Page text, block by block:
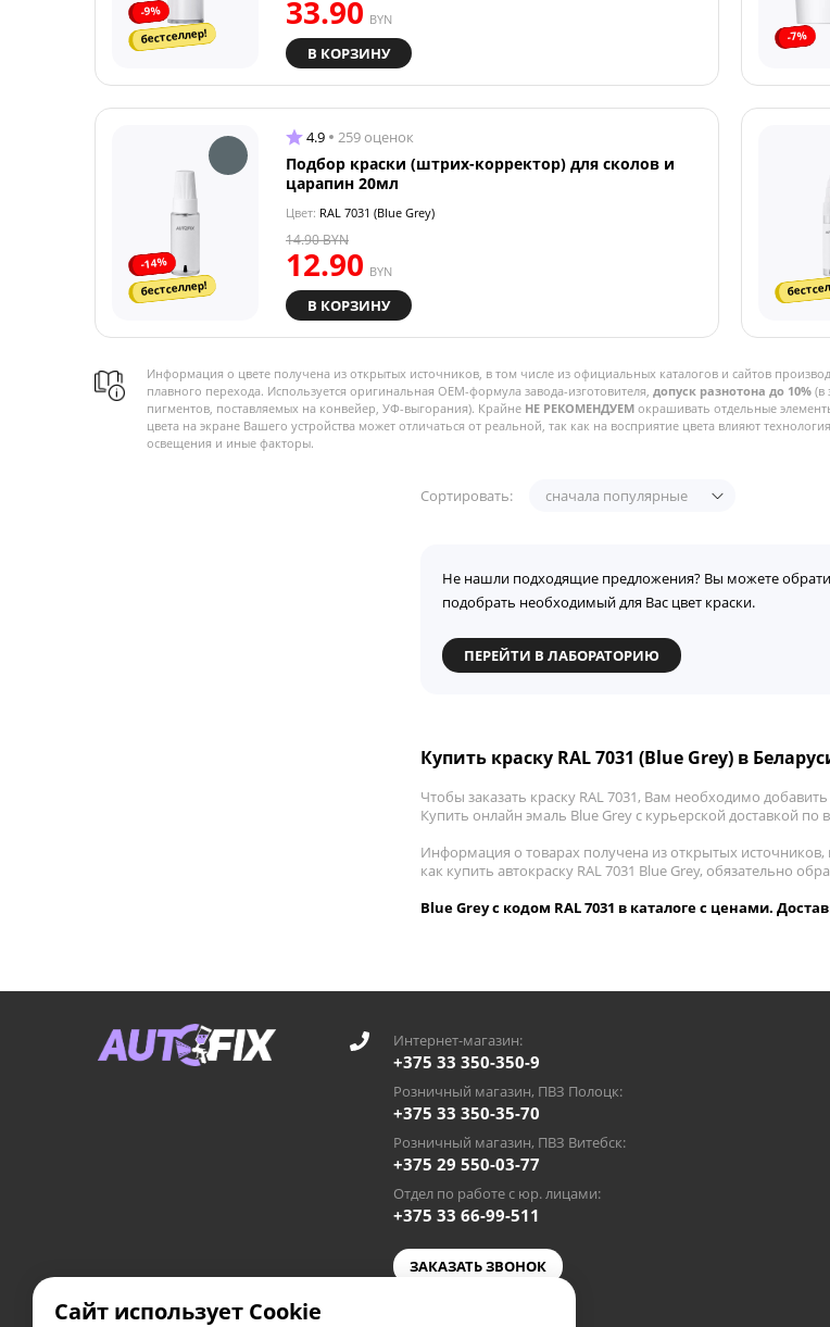
-9%
бестселлер!
33.90 BYN
В КОРЗИНУ
-7%
-14%
бестселлер!
4.9 259 оценок
Подбор краски (штрих-корректор) для сколов и
царапин 20мл
Цвет: RAL 7031 (Blue Grey)
12.90 BYN
14.90BYN
В КОРЗИНУ
Информация о цвете получена из открытых источников, в том числе из официальных каталогов и сайтов
плавного перехода. Используется оригинальная OEM-формула завода-изготовителя, допуск разнотона до 10% (в
пигментов, поставляемых на конвейер, УФ-выгорания). Крайне НЕ РЕКОМЕНДУЕМ окрашивать отдельные
цвета на экране Вашего устройства может отличаться от реальной, так как на восприятие цвета влияют
освещения и иные факторы.
Сортировать: сначала популярные
Не нашли подходящие предложения? Вы можете
подобрать необходимый для Вас цвет краски.
ПЕРЕЙТИ В ЛАБОРАТОРИЮ
Купить краску RAL 7031 (Blue Grey) в
Чтобы заказать краску RAL 7031, Вам необходимо
Купить онлайн эмаль Blue Grey с курьерской доставкой по
Информация о товарах получена из открытых
как купить автокраску RAL 7031 Blue Grey, обязательно
Blue Grey с кодом RAL 7031 в каталоге с ценами.
Интернет-магазин:
+375 33 350-350-9
Розничный магазин, ПВЗ Полоцк:
+375 33 350-35-70
Розничный магазин, ПВЗ Витебск:
+375 29 550-03-77
Отдел по работе с юр. лицами:
+375 33 66-99-511
ЗАКАЗАТЬ ЗВОНОК
Сайт использует Cookie